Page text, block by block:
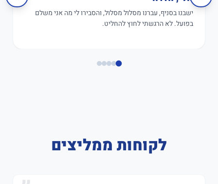
ישבנו בסניף, עברנו מסלול מסלול, והסבירו לי מה אני משלם
בפועל. לא הרגשתי לחוץ להחליט.
לקוחות ממליצים